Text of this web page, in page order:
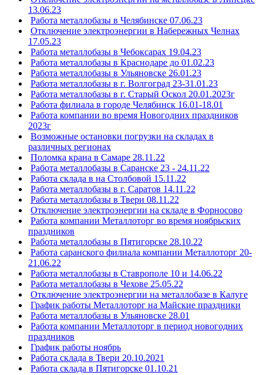
13.06.23
Работа металлобазы в Челябинске 07.06.23
Отключение электроэнергии в Набережных Челнах
17.05.23
Работа металлобазы в Чебоксарах 19.04.23
Работа металлобазы в Краснодаре до 01.02.23
Работа металлобазы в Ульяновске 26.01.23
Работа металлобазы в г. Волгоград 23-31.01.23
Работа металлобазы в г. Старый Оскол 20.01.2023г
Работа филиала в городе Челябинск 16.01-18.01
Работа компании во время Новогодних праздников
2023г
Возможные остановки погрузки на складах в
различных регионах
Поломка крана в Самаре 28.11.22
Работа металлобазы в Саранске 23 - 24.11.22
Работа склада в на Столбовой 15.11.22
Работа металлобазы в г. Саратов 14.11.22
Работа металлобазы в Твери 08.11.22
Отключение электроэнергии на складе в Форносово
Работа компании Металлоторг во время ноябрьских
праздников
Работа металлобазы в Пятигорске 28.10.22
Работа саранского филиала компании Металлоторг 20-
21.06.22
Работа металлобазы в Ставрополе 10 и 14.06.22
Работа металлобазы в Чехове 25.05.22
Отключение электроэнергии на металлобазе в Калуге
График работы Металлоторг на Майские праздники
Работа металлобазы в Ульяновске 28.01
Работа компании Металлоторг в период новогодних
праздников
График работы ноябрь
Работа склада в Твери 20.10.2021
Работа склада в Пятигорске 01.10.21